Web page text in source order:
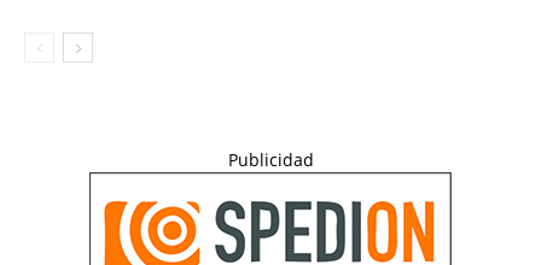
Publicidad